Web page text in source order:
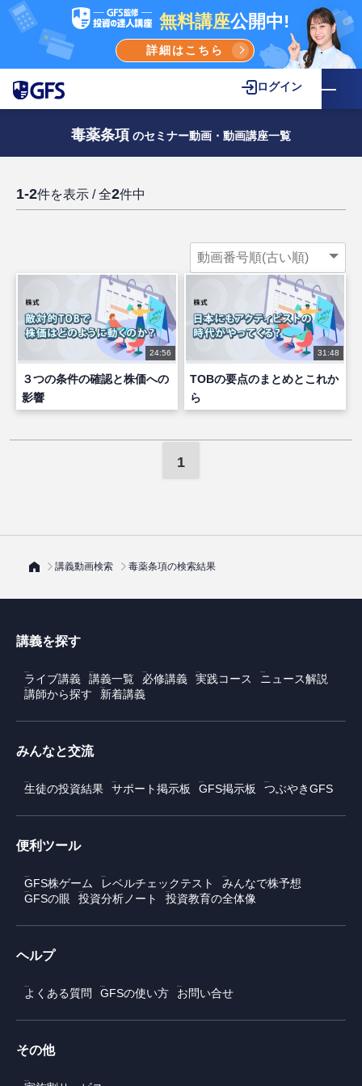
無料講座公開中!
詳細はこちら
ログイン
毒薬条項 のセミナー動画・動画講座一覧
1-2件を表示 / 全2件中
24:56
３つの条件の確認と株価への
影響
31:48
TOBの要点のまとめとこれか
ら
1
講義動画検索 毒薬条項の検索結果
講義を探す
ライブ講義 講義一覧 必修講義 実践コース
ニュース解説
講師から探す
新着講義
みんなと交流
生徒の投資結果 サポート掲示板 GFS掲示板 つぶやきGFS
便利ツール
GFS株ゲーム レベルチェックテスト
みんなで株予想
GFSの眼
投資分析ノート 投資教育の全体像
ヘルプ
よくある質問 GFSの使い方 お問い合せ
その他